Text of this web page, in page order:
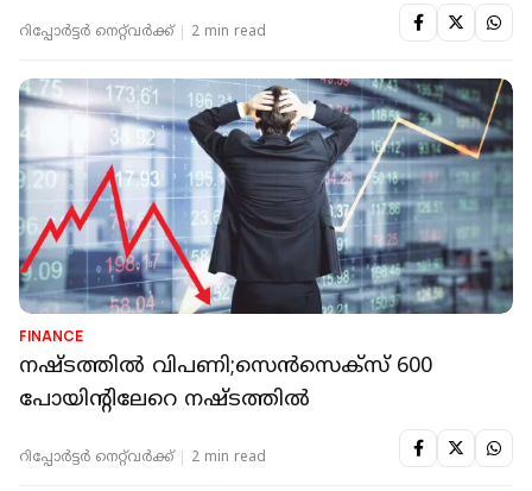
റിപ്പോർട്ടർ നെറ്റ്‌വര്‍ക്ക്‌ 2 min read
FINANCE
നഷ്ടത്തില്‍ വിപണി;സെന്‍സെക്‌സ് 600
പോയിന്റിലേറെ നഷ്ടത്തില്‍
റിപ്പോർട്ടർ നെറ്റ്‌വര്‍ക്ക്‌ 2 min read